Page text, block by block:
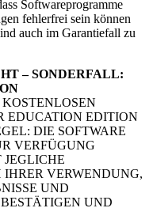
Softwareprogramme
fehlerfrei sein können
auch im Garantiefall zu
– SONDERFALL:
EDUCATION EDITION
DIE SOFTWARE
VERFÜGUNG
JEGLICHE
VERWENDUNG,
UND
UND